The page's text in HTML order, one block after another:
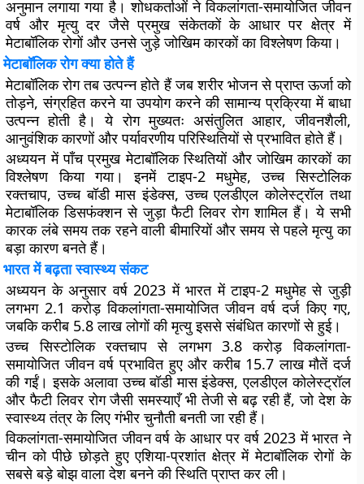
अनुमान लगाया गया है। शोधकर्ताओं ने विकलांगता-समायोजित जीवन
वर्ष और मृत्यु दर जैसे प्रमुख संकेतकों के आधार पर क्षेत्र में
मेटाबॉलिक रोगों और उनसे जुड़े जोखिम कारकों का विश्लेषण किया।
मेटाबॉलिक रोग क्या होते हैं
मेटाबॉलिक रोग तब उत्पन्न होते हैं जब शरीर भोजन से प्राप्त ऊर्जा को
तोड़ने, संग्रहित करने या उपयोग करने की सामान्य प्रक्रिया में बाधा
उत्पन्न होती है। ये रोग मुख्यतः असंतुलित आहार, जीवनशैली,
आनुवंशिक कारणों और पर्यावरणीय परिस्थितियों से प्रभावित होते हैं।
अध्ययन में पाँच प्रमुख मेटाबॉलिक स्थितियों और जोखिम कारकों का
विश्लेषण किया गया। इनमें टाइप-2 मधुमेह, उच्च सिस्टोलिक
रक्तचाप, उच्च बॉडी मास इंडेक्स, उच्च एलडीएल कोलेस्ट्रॉल तथा
मेटाबॉलिक डिसफंक्शन से जुड़ा फैटी लिवर रोग शामिल हैं। ये सभी
कारक लंबे समय तक रहने वाली बीमारियों और समय से पहले मृत्यु का
बड़ा कारण बनते हैं।
भारत में बढ़ता स्वास्थ्य संकट
अध्ययन के अनुसार वर्ष 2023 में भारत में टाइप-2 मधुमेह से जुड़ी
लगभग 2.1 करोड़ विकलांगता-समायोजित जीवन वर्ष दर्ज किए गए,
जबकि करीब 5.8 लाख लोगों की मृत्यु इससे संबंधित कारणों से हुई।
उच्च सिस्टोलिक रक्तचाप से लगभग 3.8 करोड़ विकलांगता-
समायोजित जीवन वर्ष प्रभावित हुए और करीब 15.7 लाख मौतें दर्ज
की गईं। इसके अलावा उच्च बॉडी मास इंडेक्स, एलडीएल कोलेस्ट्रॉल
और फैटी लिवर रोग जैसी समस्याएँ भी तेजी से बढ़ रही हैं, जो देश के
स्वास्थ्य तंत्र के लिए गंभीर चुनौती बनती जा रही हैं।
विकलांगता-समायोजित जीवन वर्ष के आधार पर वर्ष 2023 में भारत ने
चीन को पीछे छोड़ते हुए एशिया-प्रशांत क्षेत्र में मेटाबॉलिक रोगों के
सबसे बड़े बोझ वाला देश बनने की स्थिति प्राप्त कर ली।